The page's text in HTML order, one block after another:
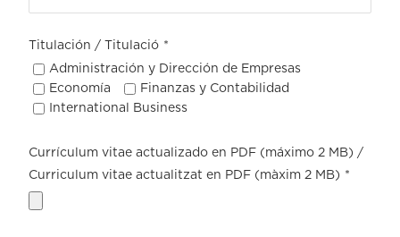
Titulación / Titulació *
Administración y Dirección de Empresas
Economía
Finanzas y Contabilidad
International Business
Currículum vitae actualizado en PDF (máximo 2 MB) /
Curriculum vitae actualitzat en PDF (màxim 2 MB) *